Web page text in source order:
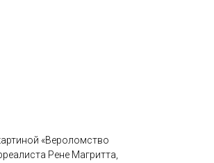
«Вероломство
Рене Магритта,